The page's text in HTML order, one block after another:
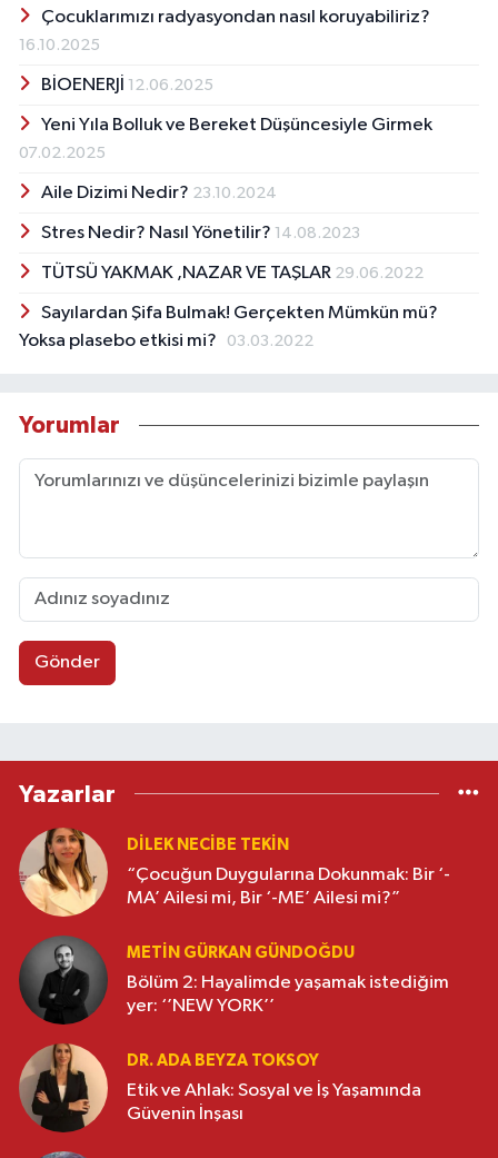
Çocuklarımızı radyasyondan nasıl koruyabiliriz?
16.10.2025
BİOENERJİ 12.06.2025
Yeni Yıla Bolluk ve Bereket Düşüncesiyle Girmek
07.02.2025
Aile Dizimi Nedir? 23.10.2024
Stres Nedir? Nasıl Yönetilir? 14.08.2023
TÜTSÜ YAKMAK ,NAZAR VE TAŞLAR 29.06.2022
Sayılardan Şifa Bulmak! Gerçekten Mümkün mü?
Yoksa plasebo etkisi mi?
03.03.2022
Yorumlar
Gönder
Yazarlar
DILEK NECIBE TEKIN
“Çocuğun Duygularına Dokunmak: Bir ‘-
MA’ Ailesi mi, Bir ‘-ME’ Ailesi mi?”
METIN GÜRKAN GÜNDOĞDU
Bölüm 2: Hayalimde yaşamak istediğim
yer: ‘’NEW YORK’’
DR. ADA BEYZA TOKSOY
Etik ve Ahlak: Sosyal ve İş Yaşamında
Güvenin İnşası